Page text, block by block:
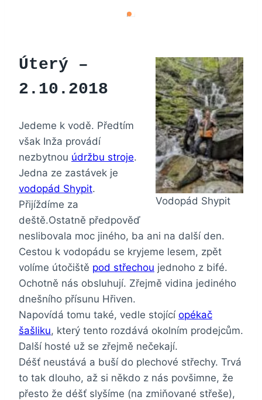
Vodopád Shypit
Úterý –
2.10.2018
Jedeme k vodě. Předtím
však Inža provádí
nezbytnou údržbu stroje.
Jedna ze zastávek je
vodopád Shypit.
Přijíždíme za
deště.Ostatně předpověď
neslibovala moc jiného, ba ani na další den.
Cestou k vodopádu se kryjeme lesem, zpět
volíme útočiště pod střechou jednoho z bifé.
Ochotně nás obsluhují. Zřejmě vidina jediného
dnešního přísunu Hřiven.
Napovídá tomu také, vedle stojící opékač
šašliku, který tento rozdává okolním prodejcům.
Další hosté už se zřejmě nečekají.
Déšť neustává a buší do plechové střechy. Trvá
to tak dlouho, až si někdo z nás povšimne, že
přesto že déšť slyšíme (na zmiňované střeše),